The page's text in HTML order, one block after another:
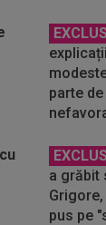
parte
a grăbit
pus pe